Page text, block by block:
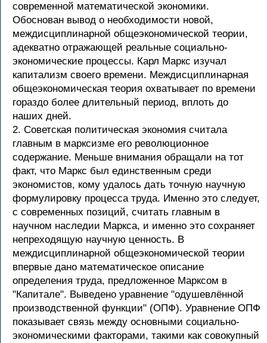
современной математической экономики.
Обоснован вывод о необходимости новой,
междисциплинарной общеэкономической теории,
адекватно отражающей реальные социально-
экономические процессы. Карл Маркс изучал
капитализм своего времени. Междисциплинарная
общеэкономическая теория охватывает по времени
гораздо более длительный период, вплоть до
наших дней.
2. Советская политическая экономия считала
главным в марксизме его революционное
содержание. Меньше внимания обращали на тот
факт, что Маркс был единственным среди
экономистов, кому удалось дать точную научную
формулировку процесса труда. Именно это следует,
с современных позиций, считать главным в
научном наследии Маркса, и именно это сохраняет
непреходящую научную ценность. В
междисциплинарной общеэкономической теории
впервые дано математическое описание
определения труда, предложенное Марксом в
"Капитале". Выведено уравнение "одушевлённой
производственной функции" (ОПФ). Уравнение ОПФ
показывает связь между основными социально-
экономическими факторами, такими как совокупный